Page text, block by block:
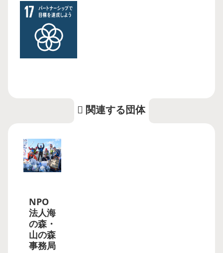
関連する団体
NPO
法人海
の森・
山の森
事務局